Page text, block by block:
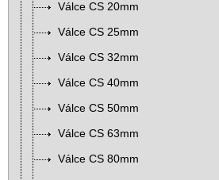
Válce CS 20mm
Válce CS 25mm
Válce CS 32mm
Válce CS 40mm
Válce CS 50mm
Válce CS 63mm
Válce CS 80mm